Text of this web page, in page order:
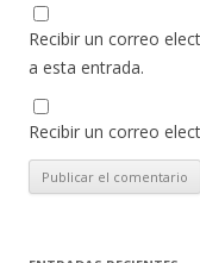
Recibir un correo
a esta entrada.
Recibir un correo